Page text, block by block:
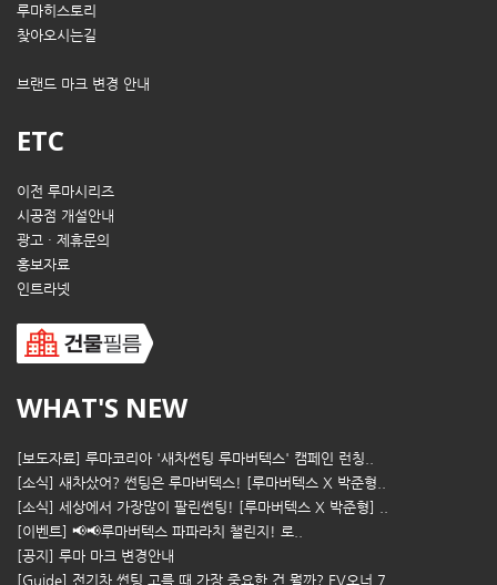
루마히스토리
찾아오시는길
브랜드 마크 변경 안내
ETC
이전 루마시리즈
시공점 개설안내
광고 · 제휴문의
홍보자료
인트라넷
WHAT'S NEW
[보도자료] 루마코리아 '새차썬팅 루마버텍스' 캠페인 런칭..
[소식] 새차샀어? 썬팅은 루마버텍스! [루마버텍스 X 박준형..
[소식] 세상에서 가장많이 팔린썬팅! [루마버텍스 X 박준형] ..
[이벤트] 📢📢루마버텍스 파파라치 챌린지! 로..
[공지] 루마 마크 변경안내
[Guide] 전기차 썬팅 고를 때 가장 중요한 건 뭘까? EV오너 7..